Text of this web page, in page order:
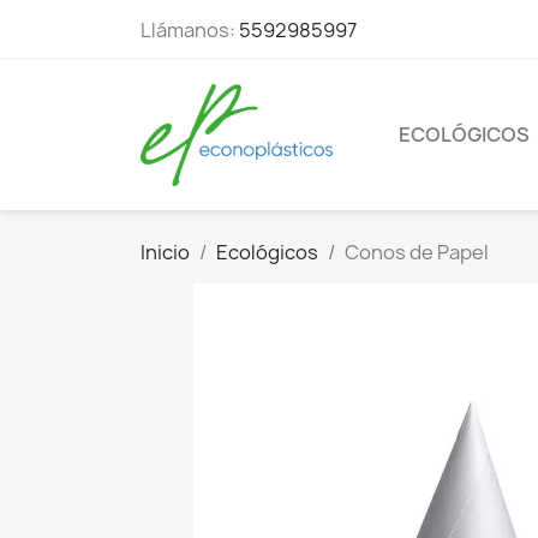
Llámanos: 5592985997
ECOLÓGICOS
Inicio Ecológicos Conos de Papel